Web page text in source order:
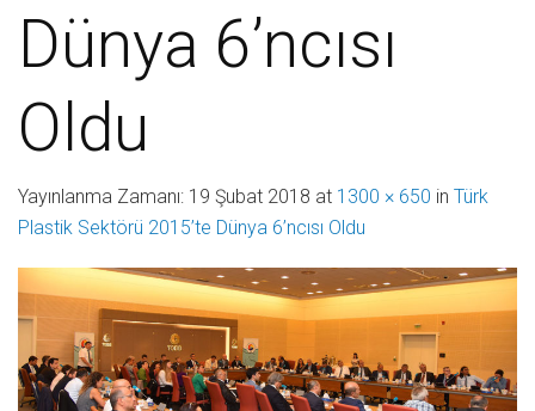
Dünya 6’ncısı
Oldu
Yayınlanma Zamanı: 19 Şubat 2018 at 1300 × 650 in Türk
Plastik Sektörü 2015’te Dünya 6’ncısı Oldu